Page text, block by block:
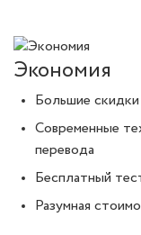
Экономия
Большие
Современные
перевода
Бесплатный
Разумная